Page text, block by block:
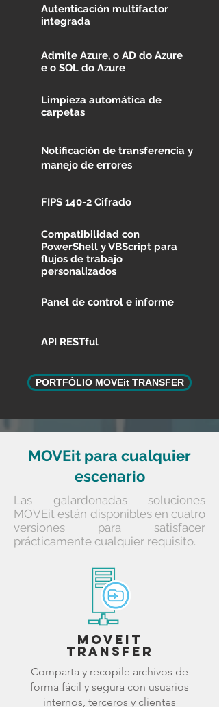
Autenticación multifactor
integrada
Admite Azure, o AD do Azure
e o SQL do Azure
Limpieza automática de
carpetas
Notificación de transferencia y
manejo de errores
FIPS 140-2 Cifrado
Compatibilidad con
PowerShell y VBScript para
flujos de trabajo
personalizados
Panel de control e informe
API RESTful
PORTFÓLIO MOVEit TRANSFER
MOVEit para cualquier
escenario
Las galardonadas soluciones
MOVEit están disponibles en cuatro
versiones para satisfacer
prácticamente cualquier requisito.
MOVEit
Transfer
Comparta y recopile archivos de
forma fácil y segura con usuarios
internos, terceros y clientes